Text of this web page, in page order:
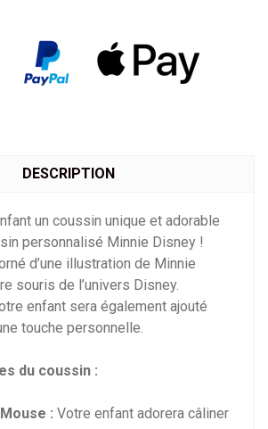
DESCRIPTION
un coussin unique et adorable
personnalisé Minnie Disney !
d’une illustration de Minnie
souris de l’univers Disney.
enfant sera également ajouté
touche personnelle.
du coussin :
: Votre enfant adorera câliner